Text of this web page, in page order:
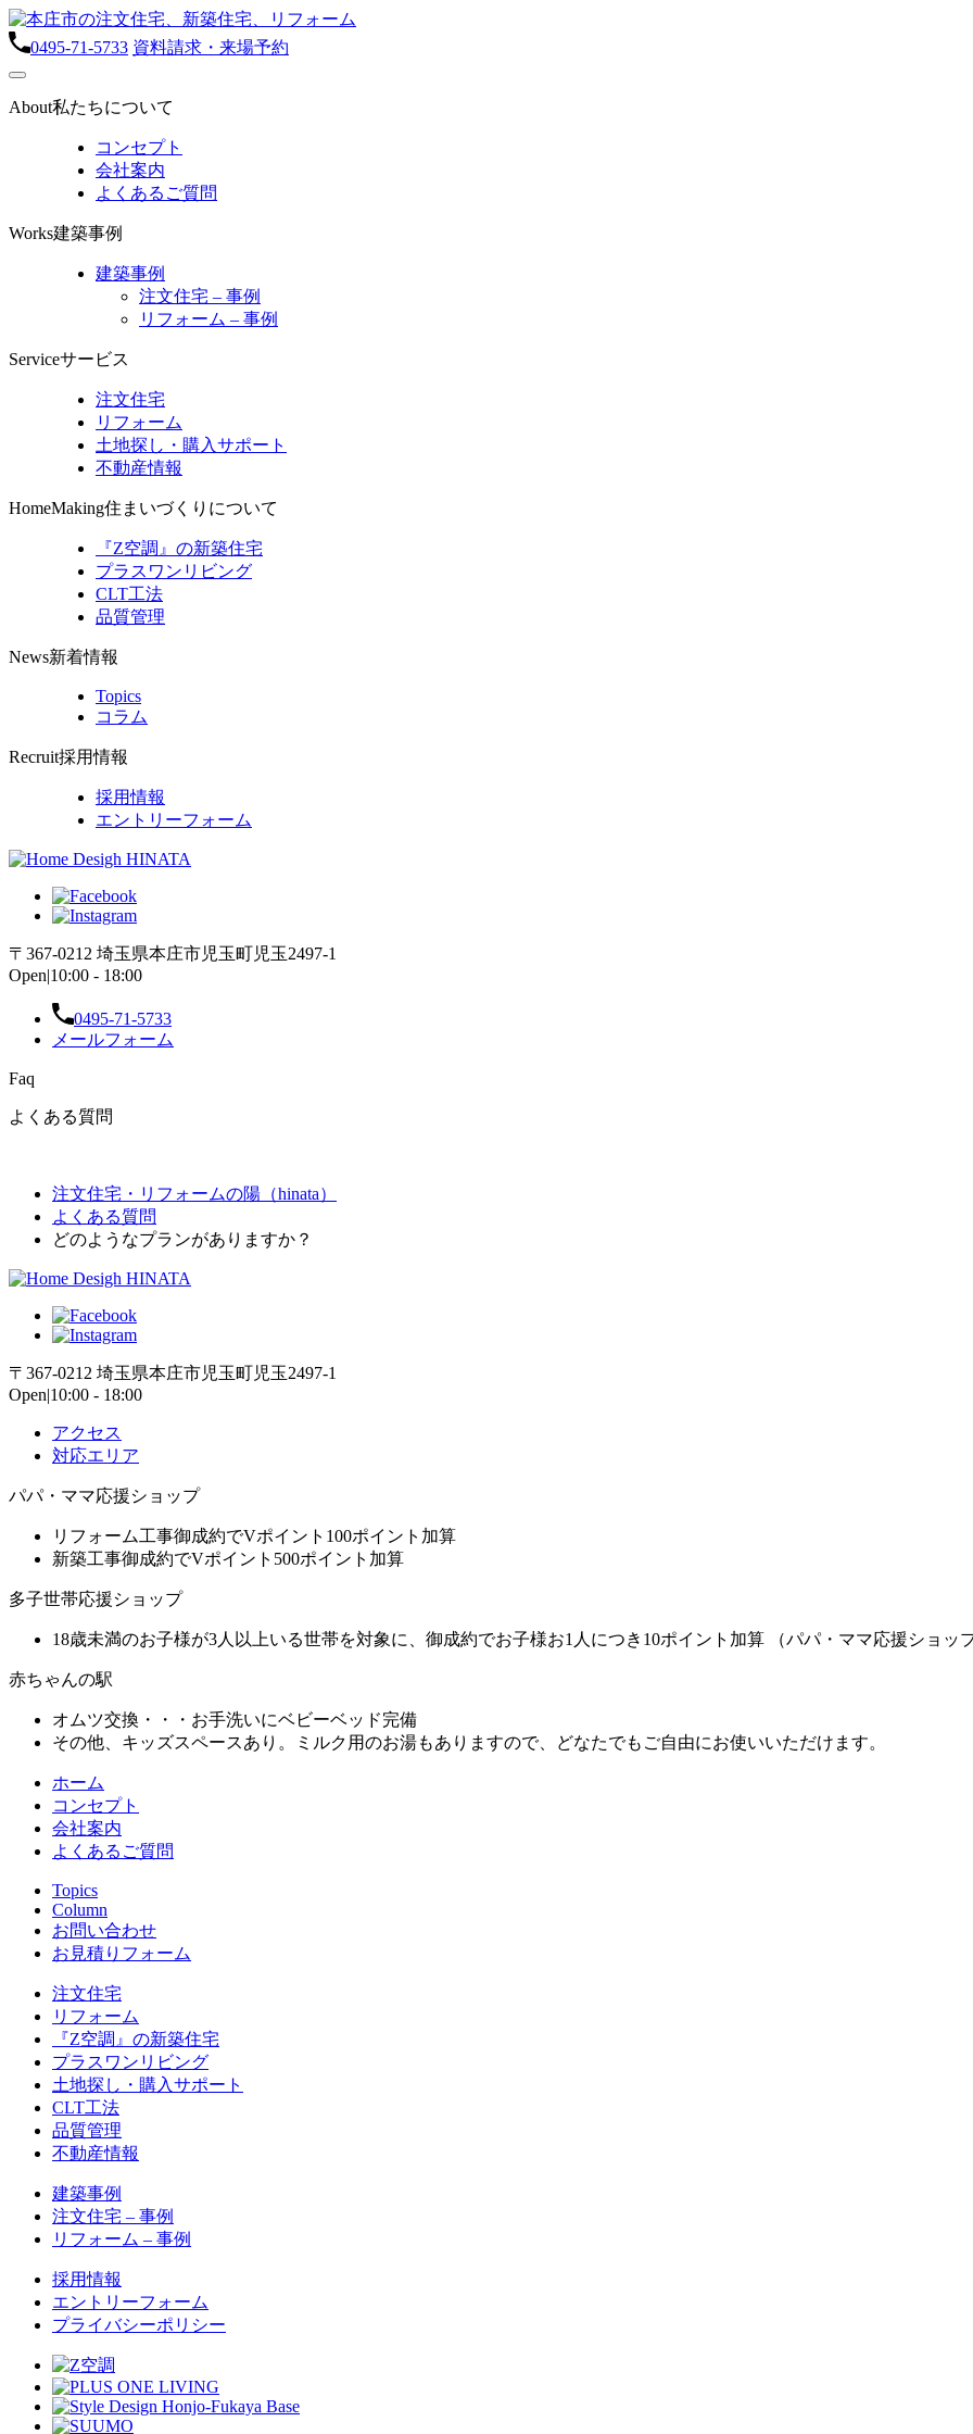
0495-71-5733 資料請求・来場予約
About私たちについて
コンセプト
会社案内
よくあるご質問
Works建築事例
建築事例
注文住宅 – 事例
リフォーム – 事例
Serviceサービス
注文住宅
リフォーム
土地探し・購入サポート
不動産情報
HomeMaking住まいづくりについて
『Z空調』の新築住宅
プラスワンリビング
CLT工法
品質管理
News新着情報
Topics
コラム
Recruit採用情報
採用情報
エントリーフォーム
〒367-0212 埼玉県本庄市児玉町児玉2497-1
Open|10:00 - 18:00
0495-71-5733
メールフォーム
Faq
よくある質問
注文住宅・リフォームの陽（hinata）
よくある質問
どのようなプランがありますか？
〒367-0212 埼玉県本庄市児玉町児玉2497-1
Open|10:00 - 18:00
アクセス
対応エリア
パパ・ママ応援ショップ
リフォーム工事御成約でVポイント100ポイント加算
新築工事御成約でVポイント500ポイント加算
多子世帯応援ショップ
18歳未満のお子様が3人以上いる世帯を対象に、御成約でお子様お1人につき10ポイント加算 （パパ・ママ応援ショッ
赤ちゃんの駅
オムツ交換・・・お手洗いにベビーベッド完備
その他、キッズスペースあり。ミルク用のお湯もありますので、どなたでもご自由にお使いいただけます。
ホーム
コンセプト
会社案内
よくあるご質問
Topics
Column
お問い合わせ
お見積りフォーム
注文住宅
リフォーム
『Z空調』の新築住宅
プラスワンリビング
土地探し・購入サポート
CLT工法
品質管理
不動産情報
建築事例
注文住宅 – 事例
リフォーム – 事例
採用情報
エントリーフォーム
プライバシーポリシー